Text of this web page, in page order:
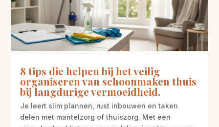
8 tips die helpen bij het veilig
organiseren van schoonmaken thuis
bij langdurige vermoeidheid.
Je leert slim plannen, rust inbouwen en taken
delen met mantelzorg of thuiszorg. Met een